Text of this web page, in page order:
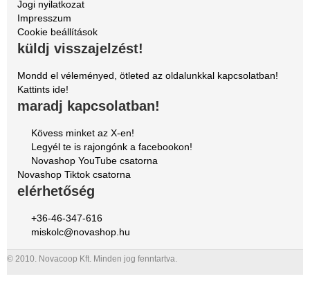
Jogi nyilatkozat
Impresszum
Cookie beállítások
küldj visszajelzést!
Mondd el véleményed, ötleted az oldalunkkal kapcsolatban!
Kattints ide!
maradj kapcsolatban!
Kövess minket az X-en!
Legyél te is rajongónk a facebookon!
Novashop YouTube csatorna
Novashop Tiktok csatorna
elérhetőség
+36-46-347-616
miskolc@novashop.hu
© 2010. Novacoop Kft. Minden jog fenntartva.